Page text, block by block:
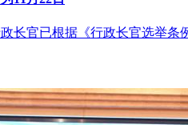
官已根据《行政长官选举条